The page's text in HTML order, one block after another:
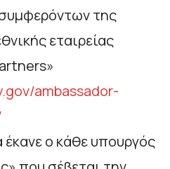
της
εταιρείας
ambassador-
ο κάθε υπουργός